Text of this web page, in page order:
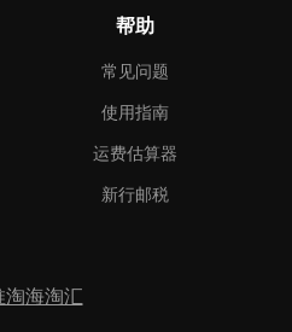
帮助
常见问题
使用指南
运费估算器
新行邮税
淘海淘汇